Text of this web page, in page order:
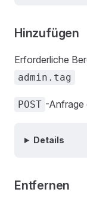
Hinzufügen
Erforderliche
admin.tag
POST -Anfrage
Details
Entfernen